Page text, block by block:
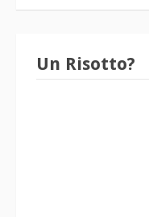
Un Risotto?